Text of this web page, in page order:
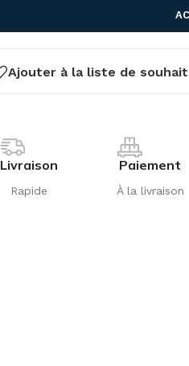
Ajouter à la liste de
Livraison
Rapide
Paiement
À la livraison